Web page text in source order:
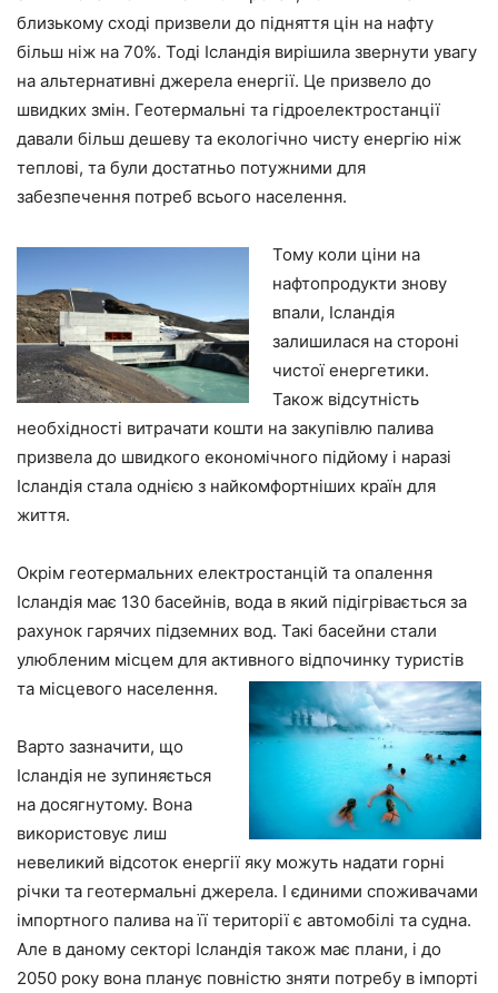
близькому сході призвели до підняття цін на нафту
більш ніж на 70%. Тоді Ісландія вирішила звернути увагу
на альтернативні джерела енергії. Це призвело до
швидких змін. Геотермальні та гідроелектростанції
давали більш дешеву та екологічно чисту енергію ніж
теплові, та були достатньо потужними для
забезпечення потреб всього населення.
Тому коли ціни на
нафтопродукти знову
впали, Ісландія
залишилася на стороні
чистої енергетики.
Також відсутність
необхідності витрачати кошти на закупівлю палива
призвела до швидкого економічного підйому і наразі
Ісландія стала однією з найкомфортніших країн для
життя.
Окрім геотермальних електростанцій та опалення
Ісландія має 130 басейнів, вода в який підігрівається за
рахунок гарячих підземних вод. Такі басейни стали
улюбленим місцем для активного відпочинку туристів
та місцевого населення.
Варто зазначити, що
Ісландія не зупиняється
на досягнутому. Вона
використовує лиш
невеликий відсоток енергії яку можуть надати горні
річки та геотермальні джерела. І єдиними споживачами
імпортного палива на її території є автомобілі та судна.
Але в даному секторі Ісландія також має плани, і до
2050 року вона планує повністю зняти потребу в імпорті